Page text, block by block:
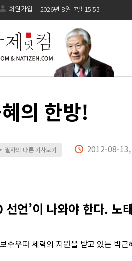
회원가입 2026년 8월 7일 15:53
의 한방!
필자의 다른 기사보기 2012-08-
선언’이 나와야 한다. 노
수우파 세력의 지원을 받고 있는 박